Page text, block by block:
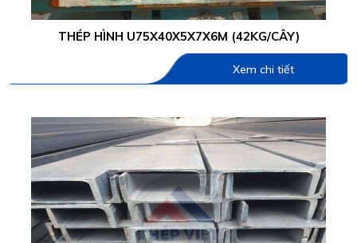
THÉP HÌNH U75X40X5X7X6M (42KG/CÂY)
Xem chi tiết